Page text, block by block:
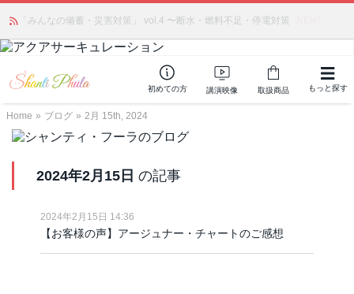
「みんなの備蓄・災害対策」 vol.4 〜断水・燃料不足・停電対策
かつて愛されていた人気商品が復活！夏場に活躍するジェルクリーム「アク
アサーキュレーション」💖🏖️ 8月末までの購入でポイント還元も✨
初めての方 講演映像 取扱商品 もっと探す
Home » ブログ » 2月 15th, 2024
2024年2月15日 の記事
2024年2月15日 14:36
【お客様の声】アージュナー・チャートのご感想